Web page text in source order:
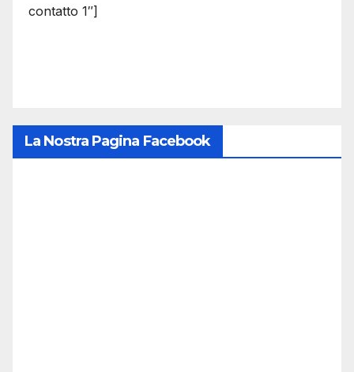
contatto 1″]
La Nostra Pagina Facebook